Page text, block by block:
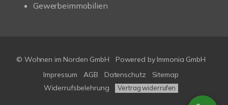
Gewerbeimmobilien
© Wohnen im Norden GmbH Powered by Immonia GmbH
Impressum
AGB Datenschutz
Sitemap
Widerrufsbelehrung
Vertrag widerrufen